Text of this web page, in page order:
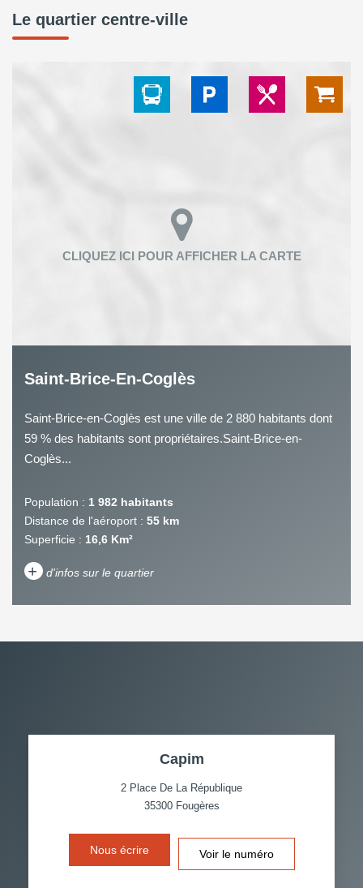
Le quartier centre-ville
Saint-Brice-En-Coglès
Saint-Brice-en-Coglès est une ville de 2 880 habitants dont
59 % des habitants sont propriétaires.Saint-Brice-en-
Coglès...
Population : 1 982 habitants
Distance de l'aéroport : 55 km
Superficie : 16,6 Km²
+ d'infos sur le quartier
PART DES MÉNAGES SANS
VOITURE
ECOLES ET CRÈCHES
Capim
2 Place De La République
35300 Fougères
Nous écrire Voir le numéro